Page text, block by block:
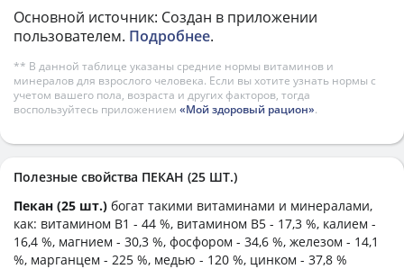
Основной источник: Создан в приложении
пользователем. Подробнее.
** В данной таблице указаны средние нормы витаминов и
минералов для взрослого человека. Если вы хотите узнать нормы с
учетом вашего пола, возраста и других факторов, тогда
воспользуйтесь приложением «Мой здоровый рацион».
Полезные свойства ПЕКАН (25 ШТ.)
Пекан (25 шт.) богат такими витаминами и минералами,
как: витамином B1 - 44 %, витамином B5 - 17,3 %, калием -
16,4 %, магнием - 30,3 %, фосфором - 34,6 %, железом - 14,1
%, марганцем - 225 %, медью - 120 %, цинком - 37,8 %